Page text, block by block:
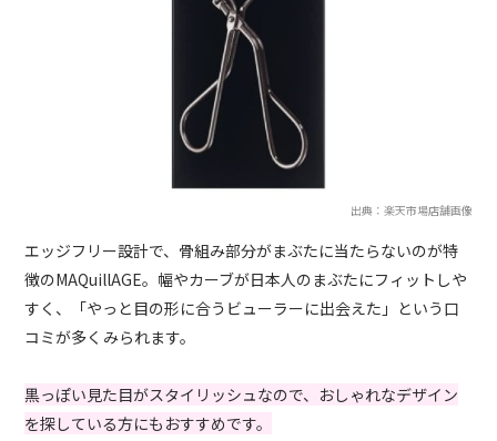
出典：楽天市場店舗画像
エッジフリー設計で、骨組み部分がまぶたに当たらないのが特
徴のMAQuillAGE。幅やカーブが日本人のまぶたにフィットしや
すく、「やっと目の形に合うビューラーに出会えた」という口
コミが多くみられます。
黒っぽい見た目がスタイリッシュなので、おしゃれなデザイン
を探している方にもおすすめです。